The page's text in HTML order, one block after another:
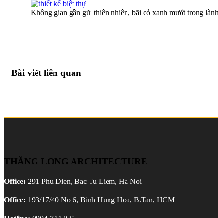
Không gian gần gũi thiên nhiên, bãi cỏ xanh mướt trong lành
Bài viết liên quan
THĂNG LONG ARCHITECTURE
Office: 291 Phu Dien, Bac Tu Liem, Ha Noi
Office: 193/17/40 No 6, Binh Hung Hoa, B.Tan, HCM